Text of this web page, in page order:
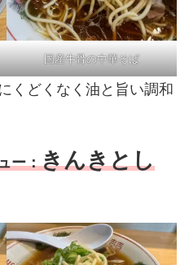
国産牛骨の中華そば
くどくなく油と旨い調和
ー：きんきとし